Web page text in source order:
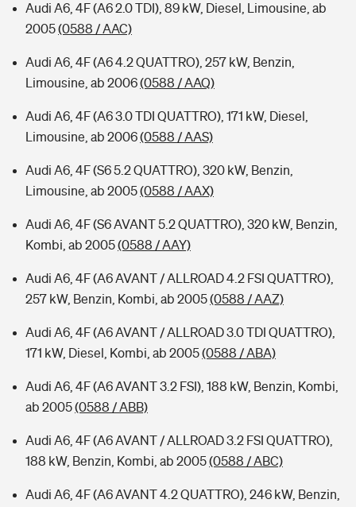
Audi A6, 4F (A6 2.0 TDI), 89 kW, Diesel, Limousine, ab
2005(0588 / AAC)
Audi A6, 4F (A6 4.2 QUATTRO), 257 kW, Benzin,
Limousine, ab 2006(0588 / AAQ)
Audi A6, 4F (A6 3.0 TDI QUATTRO), 171 kW, Diesel,
Limousine, ab 2006(0588 / AAS)
Audi A6, 4F (S6 5.2 QUATTRO), 320 kW, Benzin,
Limousine, ab 2005(0588 / AAX)
Audi A6, 4F (S6 AVANT 5.2 QUATTRO), 320 kW, Benzin,
Kombi, ab 2005(0588 / AAY)
Audi A6, 4F (A6 AVANT / ALLROAD 4.2 FSI QUATTRO),
257 kW, Benzin, Kombi, ab 2005(0588 / AAZ)
Audi A6, 4F (A6 AVANT / ALLROAD 3.0 TDI QUATTRO),
171 kW, Diesel, Kombi, ab 2005(0588 / ABA)
Audi A6, 4F (A6 AVANT 3.2 FSI), 188 kW, Benzin, Kombi,
ab 2005(0588 / ABB)
Audi A6, 4F (A6 AVANT / ALLROAD 3.2 FSI QUATTRO),
188 kW, Benzin, Kombi, ab 2005(0588 / ABC)
Audi A6, 4F (A6 AVANT 4.2 QUATTRO), 246 kW, Benzin,